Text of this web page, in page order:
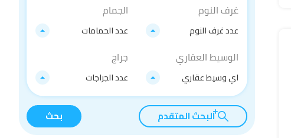
غرف النوم
عدد غرف النوم
الجمام
عدد الحمامات
الوسيط العقاري
اي وسيط عقاري
جراج
عدد الجراجات
البحث المتقدم بحث